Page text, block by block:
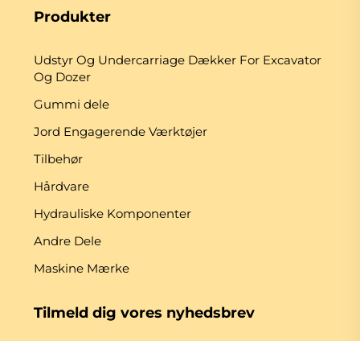
Produkter
Udstyr Og Undercarriage Dækker For Excavator
Og Dozer
Gummi dele
Jord Engagerende Værktøjer
Tilbehør
Hårdvare
Hydrauliske Komponenter
Andre Dele
Maskine Mærke
Tilmeld dig vores nyhedsbrev